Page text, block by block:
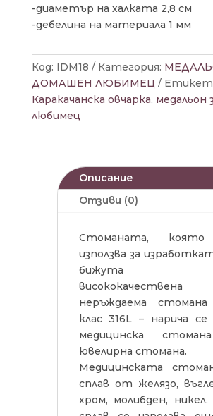
-диаметър на халката 2,8 см
-дебелина на материала 1 мм
Код: IDM18 Категория:
ДОМАШЕН ЛЮБИМЕЦ
Каракачанска овчарка, медальон
любимец
Описание
Отзиви (0)
Стоманата,
използва за
бижута
висококачествена
неръждаема
клас 316L – нарича
медицинска
ювелирна стомана.
Медицинската
сплав от желязо,
хром, молибден, никел.